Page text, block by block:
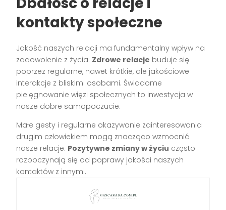
kontakty społeczne
Jakość naszych relacji ma fundamentalny wpływ na
zadowolenie z życia. Zdrowe relacje buduje się
poprzez regularne, nawet krótkie, ale jakościowe
interakcje z bliskimi osobami. Świadome
pielęgnowanie więzi społecznych to inwestycja w
nasze dobre samopoczucie.
Małe gesty i regularne okazywanie zainteresowania
drugim człowiekiem mogą znacząco wzmocnić
nasze relacje. Pozytywne zmiany w życiu często
rozpoczynają się od poprawy jakości naszych
kontaktów z innymi.